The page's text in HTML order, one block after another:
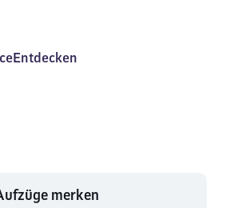
Entdecken
merken